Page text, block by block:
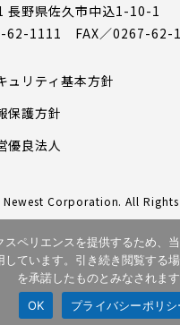
長野県佐久市中込1-10-1
62-1111 FAX／0267-62-
ュリティ基本方針
保護方針
優良法人
Corporation. All Rights
ー
と利用規約が適用されます。
スペリエンスを提供するため、
しています。引き続き閲覧する
を承諾したものとみなされます
OK
プライバシーポリシ